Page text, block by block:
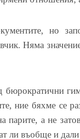
но
Няма
бюрократични
ние бяхме се
парите, а не
ли въобще и